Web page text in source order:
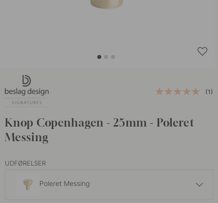
(1)
Knop Copenhagen - 25mm - Poleret
Messing
UDFØRELSER
Poleret Messing